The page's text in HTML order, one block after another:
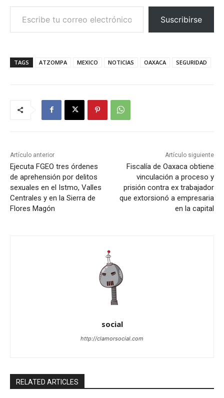
Escribe tu correo electrónico…
Suscribirse
TAGS ATZOMPA MEXICO NOTICIAS OAXACA SEGURIDAD
Artículo anterior
Ejecuta FGEO tres órdenes
de aprehensión por delitos
sexuales en el Istmo, Valles
Centrales y en la Sierra de
Flores Magón
Artículo siguiente
Fiscalía de Oaxaca obtiene
vinculación a proceso y
prisión contra ex trabajador
que extorsionó a empresaria
en la capital
social
http://clamorsocial.com
RELATED ARTICLES